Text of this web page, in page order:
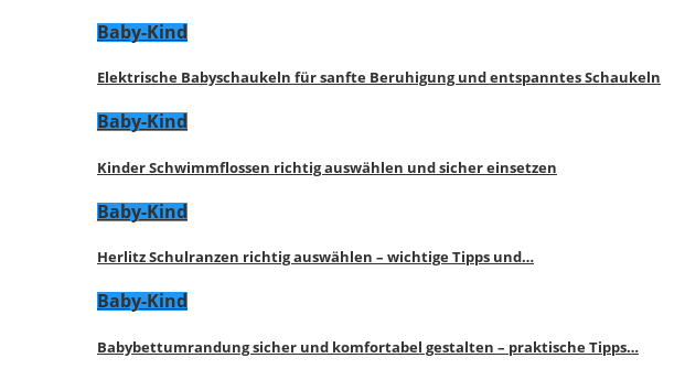
Baby-Kind
Elektrische Babyschaukeln für sanfte Beruhigung und entspanntes Schaukeln
Baby-Kind
Kinder Schwimmflossen richtig auswählen und sicher einsetzen
Baby-Kind
Herlitz Schulranzen richtig auswählen – wichtige Tipps und…
Baby-Kind
Babybettumrandung sicher und komfortabel gestalten – praktische Tipps…